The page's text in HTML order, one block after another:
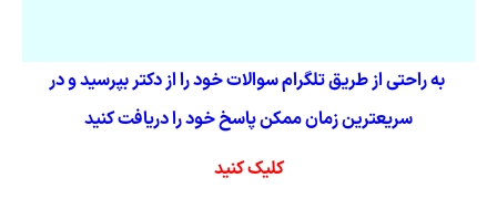
به راحتی از طریق تلگرام سوالات خود را از دکتر بپرسید و در
سریعترین زمان ممکن پاسخ خود را دریافت کنید
کلیک کنید